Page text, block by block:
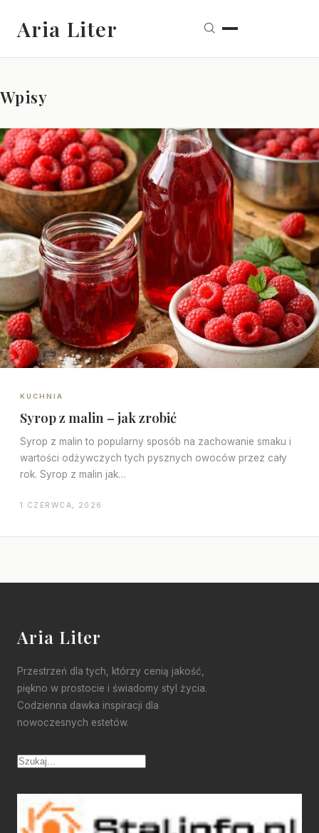
Aria Liter
Wpisy
KUCHNIA
Syrop z malin – jak zrobić
Syrop z malin to popularny sposób na zachowanie smaku i
wartości odżywczych tych pysznych owoców przez cały
rok. Syrop z malin jak…
1 CZERWCA, 2026
Aria Liter
Przestrzeń dla tych, którzy cenią jakość,
piękno w prostocie i świadomy styl życia.
Codzienna dawka inspiracji dla
nowoczesnych estetów.